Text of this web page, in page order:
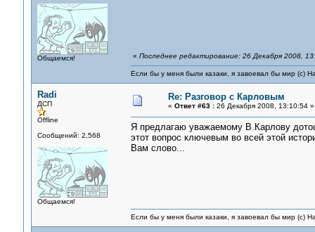
Общаемся! « Последнее редактирование: 26 Декабря 2008,
Если бы у меня были казаки, я завоевал бы мир (с)
Radi
ДСП
Offline
Сообщений: 2,568
Общаемся!
Re: Разговор с Карловым
« Ответ #63 :26 Декабря 2008, 13:10:54 »
Я предлагаю уважаемому В.Карлову
этот вопрос ключевым во всей этой
Вам слово...
Если бы у меня были казаки, я завоевал бы мир (с)